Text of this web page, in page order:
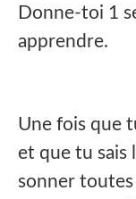
Donne-toi 1
apprendre.
Une fois que
et que tu sais
sonner